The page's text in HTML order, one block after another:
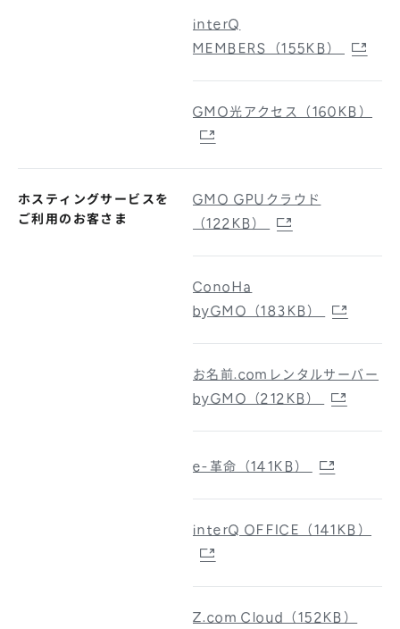
interQ
MEMBERS（155KB）
GMO光アクセス（160KB）
ホスティングサービスを
ご利用のお客さま
GMO GPUクラウド
（122KB）
ConoHa
byGMO（183KB）
お名前.comレンタルサーバー
byGMO（212KB）
e-革命（141KB）
interQ OFFICE（141KB）
Z.com Cloud（152KB）